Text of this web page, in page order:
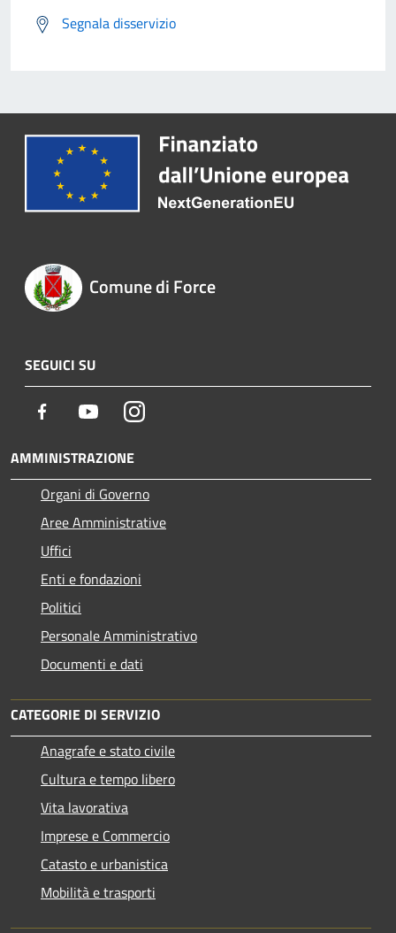
Segnala disservizio
Comune di Force
SEGUICI SU
Facebook YoutubeInstagram
AMMINISTRAZIONE
Organi di Governo
Aree Amministrative
Uffici
Enti e fondazioni
Politici
Personale Amministrativo
Documenti e dati
CATEGORIE DI SERVIZIO
Anagrafe e stato civile
Cultura e tempo libero
Vita lavorativa
Imprese e Commercio
Catasto e urbanistica
Mobilità e trasporti